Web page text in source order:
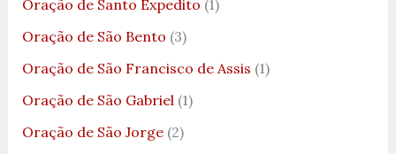
Oração de Santo Expedito (1)
Oração de São Bento (3)
Oração de São Francisco de Assis (1)
Oração de São Gabriel(1)
Oração de São Jorge(2)